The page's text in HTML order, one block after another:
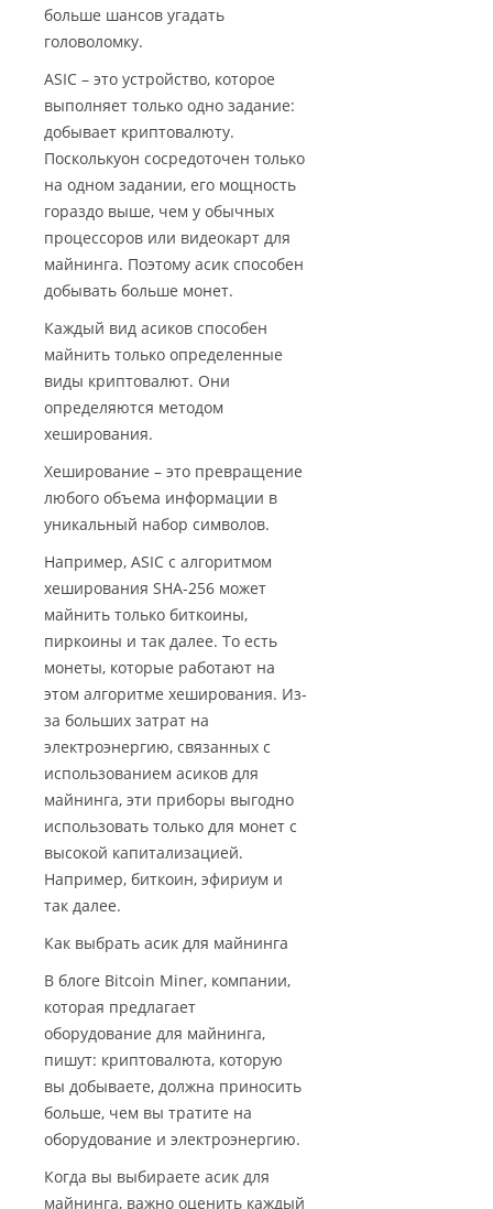
больше шансов угадать
головоломку.
ASIC – это устройство, которое
выполняет только одно задание:
добывает криптовалюту.
Посколькуон сосредоточен только
на одном задании, его мощность
гораздо выше, чем у обычных
процессоров или видеокарт для
майнинга. Поэтому асик способен
добывать больше монет.
Каждый вид асиков способен
майнить только определенные
виды криптовалют. Они
определяются методом
хеширования.
Хеширование – это превращение
любого объема информации в
уникальный набор символов.
Например, ASIC с алгоритмом
хеширования SHA-256 может
майнить только биткоины,
пиркоины и так далее. То есть
монеты, которые работают на
этом алгоритме хеширования. Из-
за больших затрат на
электроэнергию, связанных с
использованием асиков для
майнинга, эти приборы выгодно
использовать только для монет с
высокой капитализацией.
Например, биткоин, эфириум и
так далее.
Как выбрать асик для майнинга
В блоге Bitcoin Miner, компании,
которая предлагает
оборудование для майнинга,
пишут: криптовалюта, которую
вы добываете, должна приносить
больше, чем вы тратите на
оборудование и электроэнергию.
Когда вы выбираете асик для
майнинга, важно оценить каждый